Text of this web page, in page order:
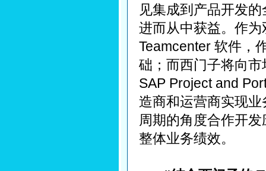
见集成到产品开发
进而从中获益。作
Teamcenter 软件，
础；而西门子将向
SAP Project and
造商和运营商实现
周期的角度合作开发
整体业务绩效。